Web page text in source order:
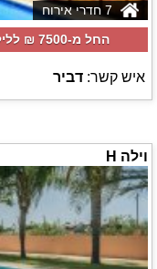
7 חדרי אירוח
החל מ-‏7500 ₪ ללילה למזמינים 2 לילות בסופ"ש הקרוב
איש קשר: דביר
וילה H